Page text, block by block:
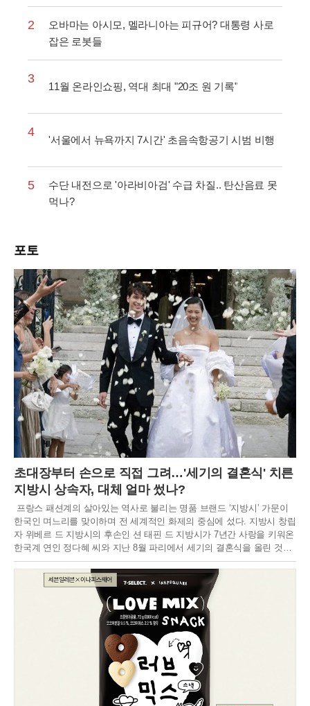
2
오바마는 아시모, 멜라니아는 피규어? 대통령 사로
잡은 로봇들
3
11월 온라인쇼핑, 역대 최대 "20조 원 기록"
4
'서울에서 뉴욕까지 7시간' 초음속항공기 시범 비행
5
수단 내전으로 '아라비아검' 수급 차질.. 탄산음료 못
먹나?
포토
초대장부터 손으로 직접 그려…'세기의 결혼식' 치른
지방시 상속자, 대체 얼마 썼나?
프랑스 패션계의 살아있는 역사로 불리는 명품 브랜드 ‘지방시’ 가문이
한국인 며느리를 맞이하며 전 세계적인 화제의 중심에 섰다. 지방시 창립
자 위베르 드 지방시의 후손인 션 태핀 드 지방시가 7년간 사랑을 키워온
한국계 연인 정다혜 씨와 지난 8월 파리에서 세기의 결혼식을 올린 것이
다. 프랑스 언론이 ‘올해 사교계 최고의 결혼식’이라 극찬할 만큼 호화롭
고 성대하게 치러진 이번 행사는 단순한 명문가의 혼사를 넘어, 프랑스
전통 귀족 가문과 글로벌 인재의 만남이라는 점에서 더욱 깊은 의미를 남
겼다. 두 사람의 결혼은 패션과 사교계를 넘어 대중에게도 한 편의 영화
같은 이야기로 회자되며 뜨거운 관심을 받았다.두 사람의 인연은 2018년
캐나다 몬트리올의 맥길대학교 교정에서 시작됐다. 20대 후반 동갑내기
인 이들은 자원봉사 활동 중 처음 만났고, 션이 정다혜 씨에게 첫눈에 반
하며 7년간의 열애가 시작됐다. 션은 현재 세계적인 경매 회사 크리스티
에서 상업금융 선임 애널리스트로 재직 중이며, 과거 LVMH 그룹 인턴십
을 통해 패션계에 대한 이해를 넓힌 재원이다. 신부 정다혜 씨 역시 서울
에서 태어나 미국과 캐나다를 오가며 성장한 글로벌 인재로, 뉴욕 컬럼비